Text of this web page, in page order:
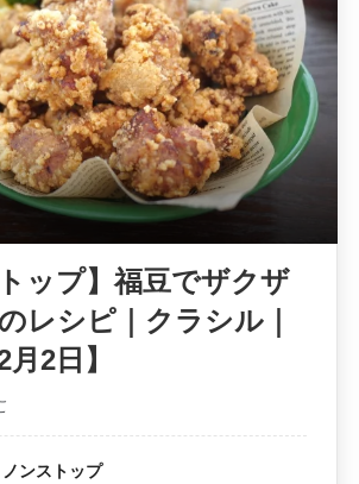
ップ】福豆でザクザ
レシピ｜クラシル｜
2日】
ンストップ